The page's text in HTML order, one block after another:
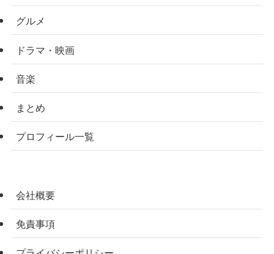
グルメ
ドラマ・映画
音楽
まとめ
プロフィール一覧
会社概要
免責事項